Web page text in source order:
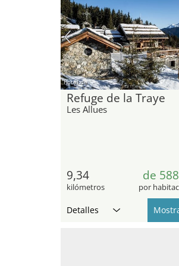
hotel.de
Refuge de la Traye
Les Allues
9,34
kilómetros
de
por
Detalles